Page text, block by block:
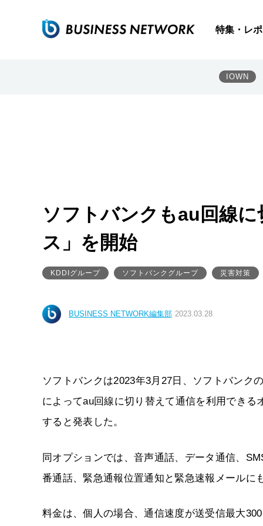
特集・レ
IOWN
ソフトバンクもau回線
ス」を開始
KDDIグループ ソフトバンクグループ 災害対策
BUSINESS NETWORK編集部 2023.03.28
ソフトバンクは2023年3月27日、ソフトバンク
によってau回線に切り替えて通信を利用でき
すると発表した。
同オプションでは、音声通話、データ通信、
番通話、緊急通報位置通知と緊急速報メールに
料金は、個人の場合、通信速度が送受信最大